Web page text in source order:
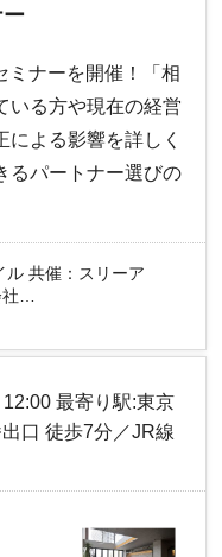
ミナーを開催！「相
いる方や現在の経営
よる影響を詳しく
るパートナー選びの
ル 共催：スリーア
…
最寄り駅:東京
口 徒歩7分／JR線